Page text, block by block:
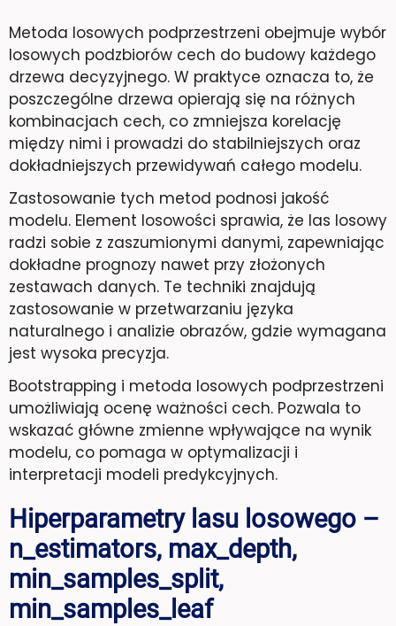
Metoda losowych podprzestrzeni obejmuje wybór
losowych podzbiorów cech do budowy każdego
drzewa decyzyjnego. W praktyce oznacza to, że
poszczególne drzewa opierają się na różnych
kombinacjach cech, co zmniejsza korelację
między nimi i prowadzi do stabilniejszych oraz
dokładniejszych przewidywań całego modelu.
Zastosowanie tych metod podnosi jakość
modelu. Element losowości sprawia, że las losowy
radzi sobie z zaszumionymi danymi, zapewniając
dokładne prognozy nawet przy złożonych
zestawach danych. Te techniki znajdują
zastosowanie w przetwarzaniu języka
naturalnego i analizie obrazów, gdzie wymagana
jest wysoka precyzja.
Bootstrapping i metoda losowych podprzestrzeni
umożliwiają ocenę ważności cech. Pozwala to
wskazać główne zmienne wpływające na wynik
modelu, co pomaga w optymalizacji i
interpretacji modeli predykcyjnych.
Hiperparametry lasu losowego –
n_estimators, max_depth,
min_samples_split,
min_samples_leaf